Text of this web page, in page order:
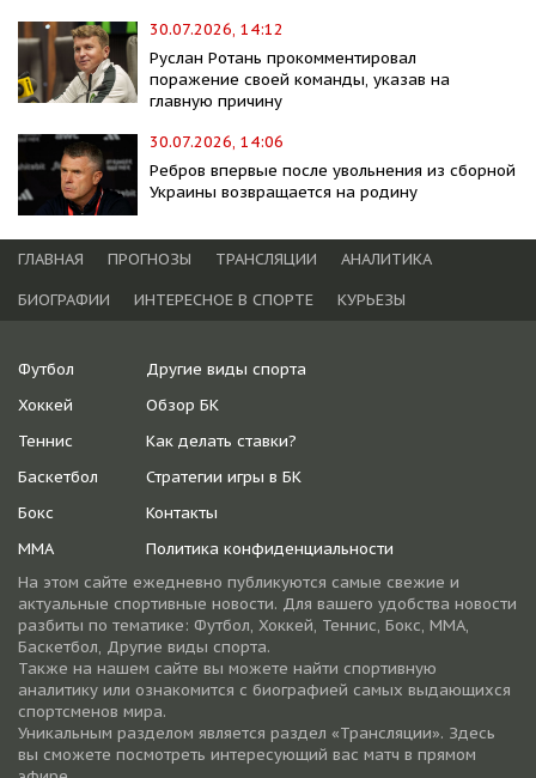
30.07.2026, 14:12
Руслан Ротань прокомментировал
поражение своей команды, указав на
главную причину
30.07.2026, 14:06
Ребров впервые после увольнения из сборной
Украины возвращается на родину
ГЛАВНАЯ ПРОГНОЗЫ ТРАНСЛЯЦИИ
АНАЛИТИКА
БИОГРАФИИ
ИНТЕРЕСНОЕ В СПОРТЕ КУРЬЕЗЫ
Футбол
Хоккей
Теннис
Баскетбол
Бокс
ММА
Другие виды спорта
Обзор БК
Как делать ставки?
Стратегии игры в БК
Контакты
Политика конфиденциальности
На этом сайте ежедневно публикуются самые свежие и
актуальные спортивные новости. Для вашего удобства новости
разбиты по тематике: Футбол, Хоккей, Теннис, Бокс, ММА,
Баскетбол, Другие виды спорта.
Также на нашем сайте вы можете найти спортивную
аналитику или ознакомится с биографией самых выдающихся
спортсменов мира.
Уникальным разделом является раздел «Трансляции». Здесь
вы сможете посмотреть интересующий вас матч в прямом